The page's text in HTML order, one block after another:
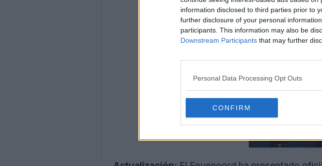
information disclosed to third parties prior to
further disclosure of your personal
participants. This information may also be
Downstream Participants that may further
Personal Data Processing Opt Outs
CONFIRM